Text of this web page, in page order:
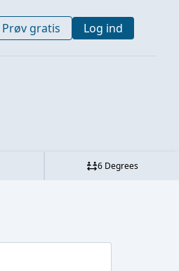
Prøv gratis Log ind
6 Degrees